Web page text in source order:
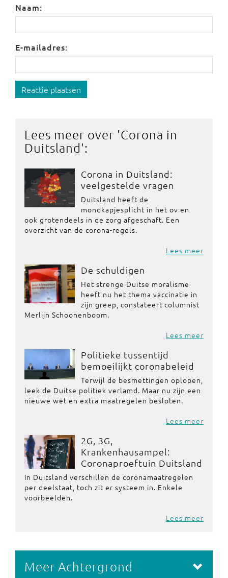
Naam:
E-mailadres:
Reactie plaatsen
Lees meer over 'Corona in
Duitsland':
Corona in Duitsland:
veelgestelde vragen
Duitsland heeft de
mondkapjesplicht in het ov en
ook grotendeels in de zorg afgeschaft. Een
overzicht van de corona-regels.
Lees meer
De schuldigen
Het strenge Duitse moralisme
heeft nu het thema vaccinatie in
zijn greep, constateert columnist
Merlijn Schoonenboom.
Lees meer
Politieke tussentijd
bemoeilijkt coronabeleid
Terwijl de besmettingen oplopen,
leek de Duitse politiek verlamd. Maar nu zijn een
nieuwe wet en extra maatregelen besloten.
Lees meer
2G, 3G,
Krankenhausampel:
Coronaproeftuin Duitsland
In Duitsland verschillen de coronamaatregelen
per deelstaat, toch zit er systeem in. Enkele
voorbeelden.
Lees meer
Meer Achtergrond